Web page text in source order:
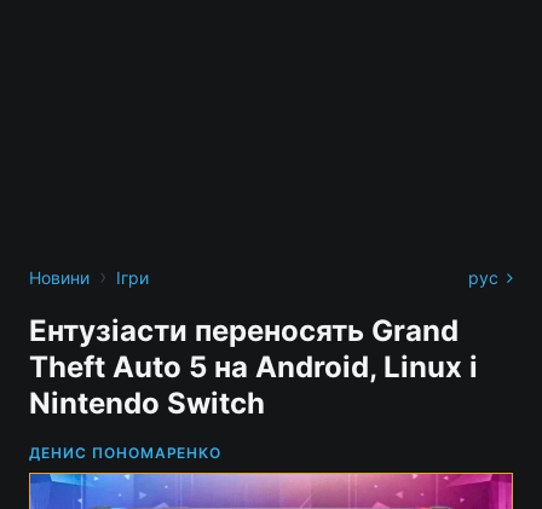
Новини › Ігри рус
Ентузіасти переносять Grand
Theft Auto 5 на Android, Linux і
Nintendo Switch
ДЕНИС ПОНОМАРЕНКО